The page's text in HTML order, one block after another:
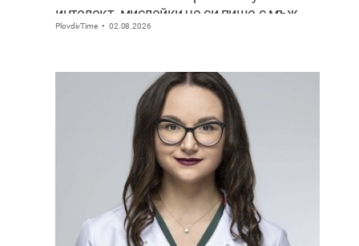
интелект, мислейки че си пише с мъж
ВИДЕО
PlovdivTime 02.08.2026